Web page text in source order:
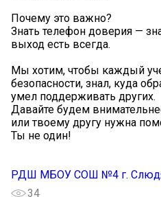
Почему это важно?
Знать телефон доверия —
выход есть всегда.
Мы хотим, чтобы каждый
безопасности, знал, куда
умел поддерживать других.
Давайте будем
или твоему другу нужна
Ты не один!
РДШ МБОУ СОШ №4 г.
34